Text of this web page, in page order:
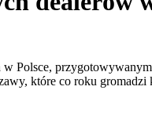
które co roku